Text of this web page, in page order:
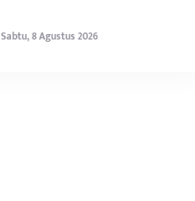
Sabtu, 8 Agustus 2026